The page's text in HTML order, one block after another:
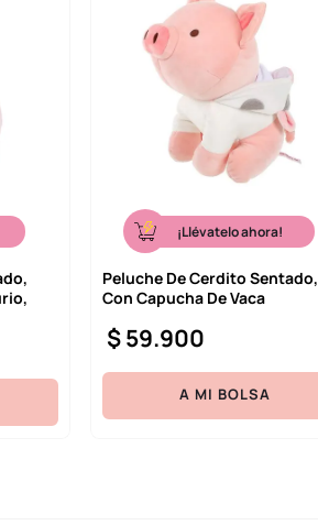
¡Llévatelo ahora!
Peluche De Cerdito Sentado,
Con Capucha De Vaca
$59.900
A MI BOLSA